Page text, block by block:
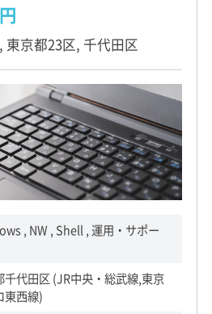
東京都23区, 千代田区
, NW , Shell , 運用・サポー
千代田区 (JR中央・総武線,東京
東西線)